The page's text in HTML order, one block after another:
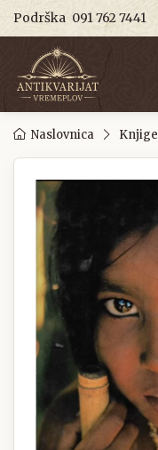
Podrška 091 762 7441
Naslovnica Knjige